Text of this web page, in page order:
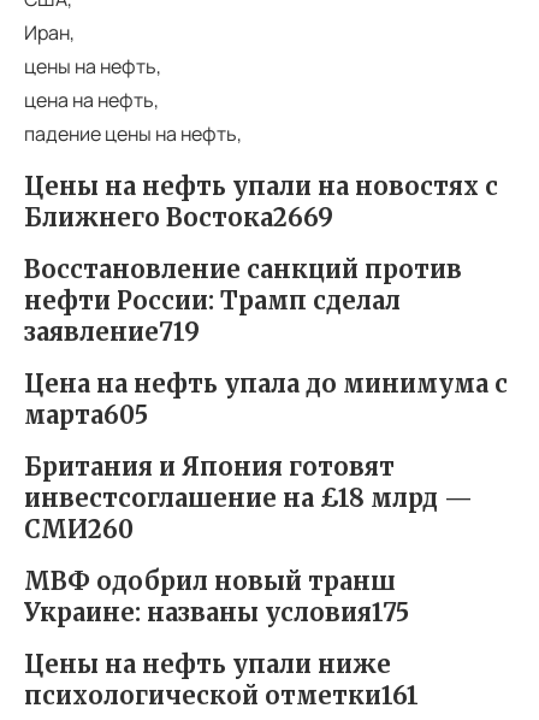
Иран,
цены на нефть,
цена на нефть,
падение цены на нефть,
Цены на нефть упали на новостях с
Ближнего Востока2669
Восстановление санкций против
нефти России: Трамп сделал
заявление719
Цена на нефть упала до минимума с
марта605
Британия и Япония готовят
инвестсоглашение на £18 млрд —
СМИ260
МВФ одобрил новый транш
Украине: названы условия175
Цены на нефть упали ниже
психологической отметки161